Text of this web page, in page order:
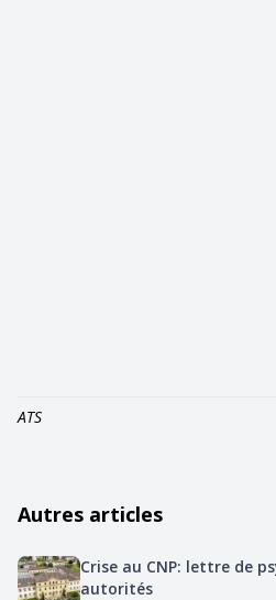
ATS
Autres articles
Crise au CNP: lettre de
autorités